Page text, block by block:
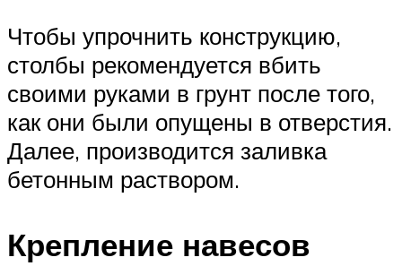
Чтобы упрочнить конструкцию,
столбы рекомендуется вбить
своими руками в грунт после того,
как они были опущены в отверстия.
Далее, производится заливка
бетонным раствором.
Крепление навесов